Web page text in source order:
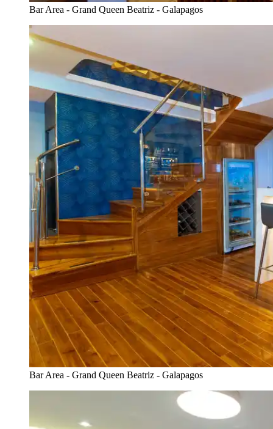
Bar Area - Grand Queen Beatriz - Galapagos
Bar Area - Grand Queen Beatriz - Galapagos